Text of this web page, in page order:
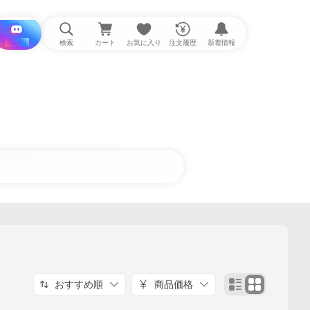
i と探す 検索 カート お気に入り 注文履歴 新着情報
おすすめ順 商品価格